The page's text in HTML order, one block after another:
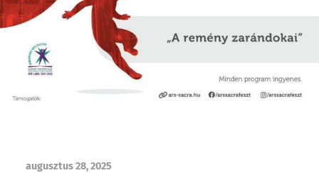
augusztus 28, 2025